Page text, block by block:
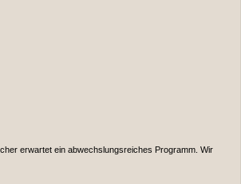
erwartet ein abwechslungsreiches Programm. Wir